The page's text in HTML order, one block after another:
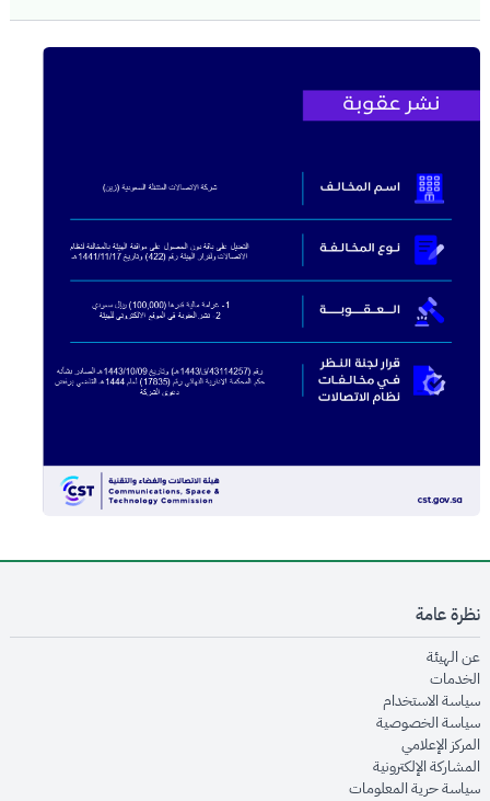
نظرة عامة
عن الهيئةopens in new window
الخدماتopens in new window
سياسة الاستخدام
سياسة الخصوصيةopens in new window
المركز الإعلاميopens in new window
المشاركة الإلكترونيةopens in new window
سياسة حرية المعلوماتopens in new window